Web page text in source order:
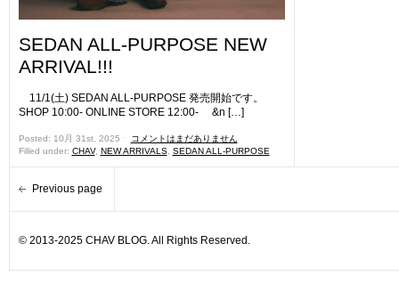
SEDAN ALL-PURPOSE NEW
ARRIVAL!!!
11/1(土) SEDAN ALL-PURPOSE 発売開始です。
SHOP 10:00- ONLINE STORE 12:00- &n […]
Posted: 10月 31st, 2025 ˑ
コメントはまだありません
Filled under: CHAV, NEW ARRIVALS, SEDAN ALL-PURPOSE
Previous page
© 2013-2025 CHAV BLOG. All Rights Reserved.